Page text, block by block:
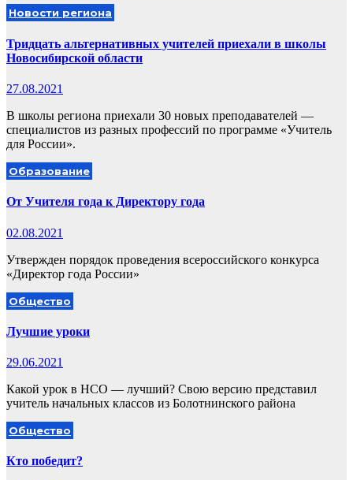
Новости региона
Тридцать альтернативных учителей приехали в школы
Новосибирской области
27.08.2021
В школы региона приехали 30 новых преподавателей —
специалистов из разных профессий по программе «Учитель
для России».
Образование
От Учителя года к Директору года
02.08.2021
Утвержден порядок проведения всероссийского конкурса
«Директор года России»
Общество
Лучшие уроки
29.06.2021
Какой урок в НСО — лучший? Свою версию представил
учитель начальных классов из Болотнинского района
Общество
Кто победит?